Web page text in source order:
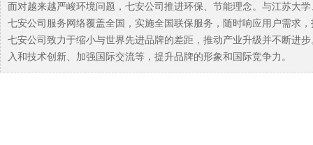
面对越来越严峻环境问题，七安公司推进环保、节能理念。与江苏大
七安公司服务网络覆盖全国，实施全国联保服务，随时响应用户需求
七安公司致力于缩小与世界先进品牌的差距，推动产业升级并不断进
入和技术创新、加强国际交流等，提升品牌的形象和国际竞争力。